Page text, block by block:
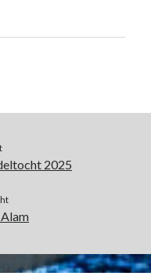
2025